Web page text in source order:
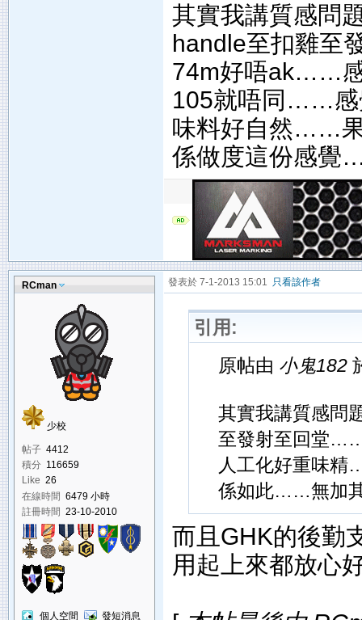
其實我講質感問
handle至扣雞至
74m好唔ak……
105就唔同……感
味料好自然……
係做度這份感
RCman
少校
帖子 4412
積分 116659
Like 26
在線時間 6479 小時
註冊時間 23-10-2010
個人空間 發短消息
發表於 7-1-2013 15:01 只看該作者
引用:
原帖由 小鬼182
其實我講質感問
至發射至回堂
人工化好重味
係如此……無加
而且GHK的後勤
用起上來都放心